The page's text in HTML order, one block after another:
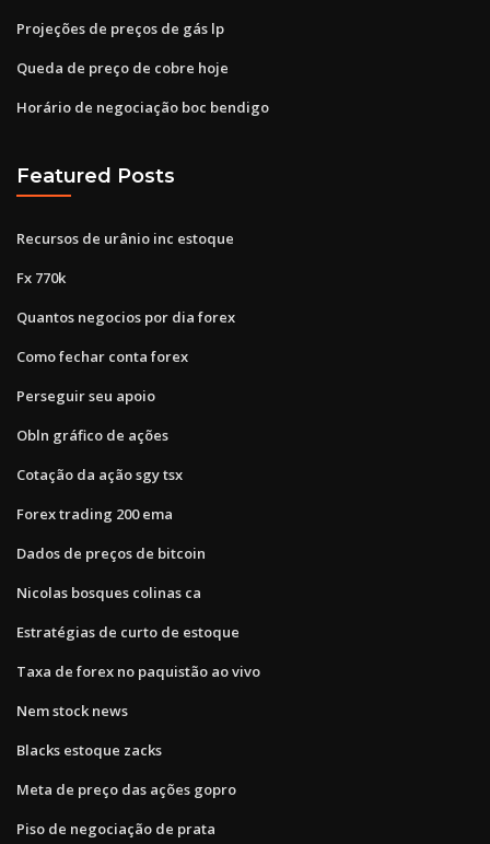
Projeções de preços de gás lp
Queda de preço de cobre hoje
Horário de negociação boc bendigo
Featured Posts
Recursos de urânio inc estoque
Fx 770k
Quantos negocios por dia forex
Como fechar conta forex
Perseguir seu apoio
Obln gráfico de ações
Cotação da ação sgy tsx
Forex trading 200 ema
Dados de preços de bitcoin
Nicolas bosques colinas ca
Estratégias de curto de estoque
Taxa de forex no paquistão ao vivo
Nem stock news
Blacks estoque zacks
Meta de preço das ações gopro
Piso de negociação de prata